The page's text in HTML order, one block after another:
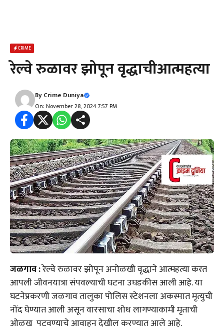
CRIME
रेल्वे रुळावर झोपून वृद्धाचीआत्महत्या
ByCrime Duniya
On: November 28, 2024 7:57 PM
जळगाव :रेल्वे रुळावर झोपून अनोळखी वृद्धाने आत्महत्या करत
आपली जीवनयात्रा संपवल्याची घटना उघडकीस आली आहे. या
घटनेप्रकरणी जळगाव तालुका पोलिस स्टेशनला अकस्मात मृत्युची
नोंद घेण्यात आली असून वारसाचा शोध लागण्याकामी मृताची
ओळख पटवण्याचे आवाहन देखील करण्यात आले आहे.